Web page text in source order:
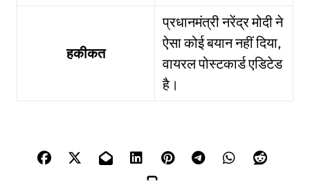
हकीकत
प्रधानमंत्री नरेंद्र मोदी ने
ऐसा कोई बयान नहीं दिया,
वायरल पोस्टकार्ड एडिटेड
है।